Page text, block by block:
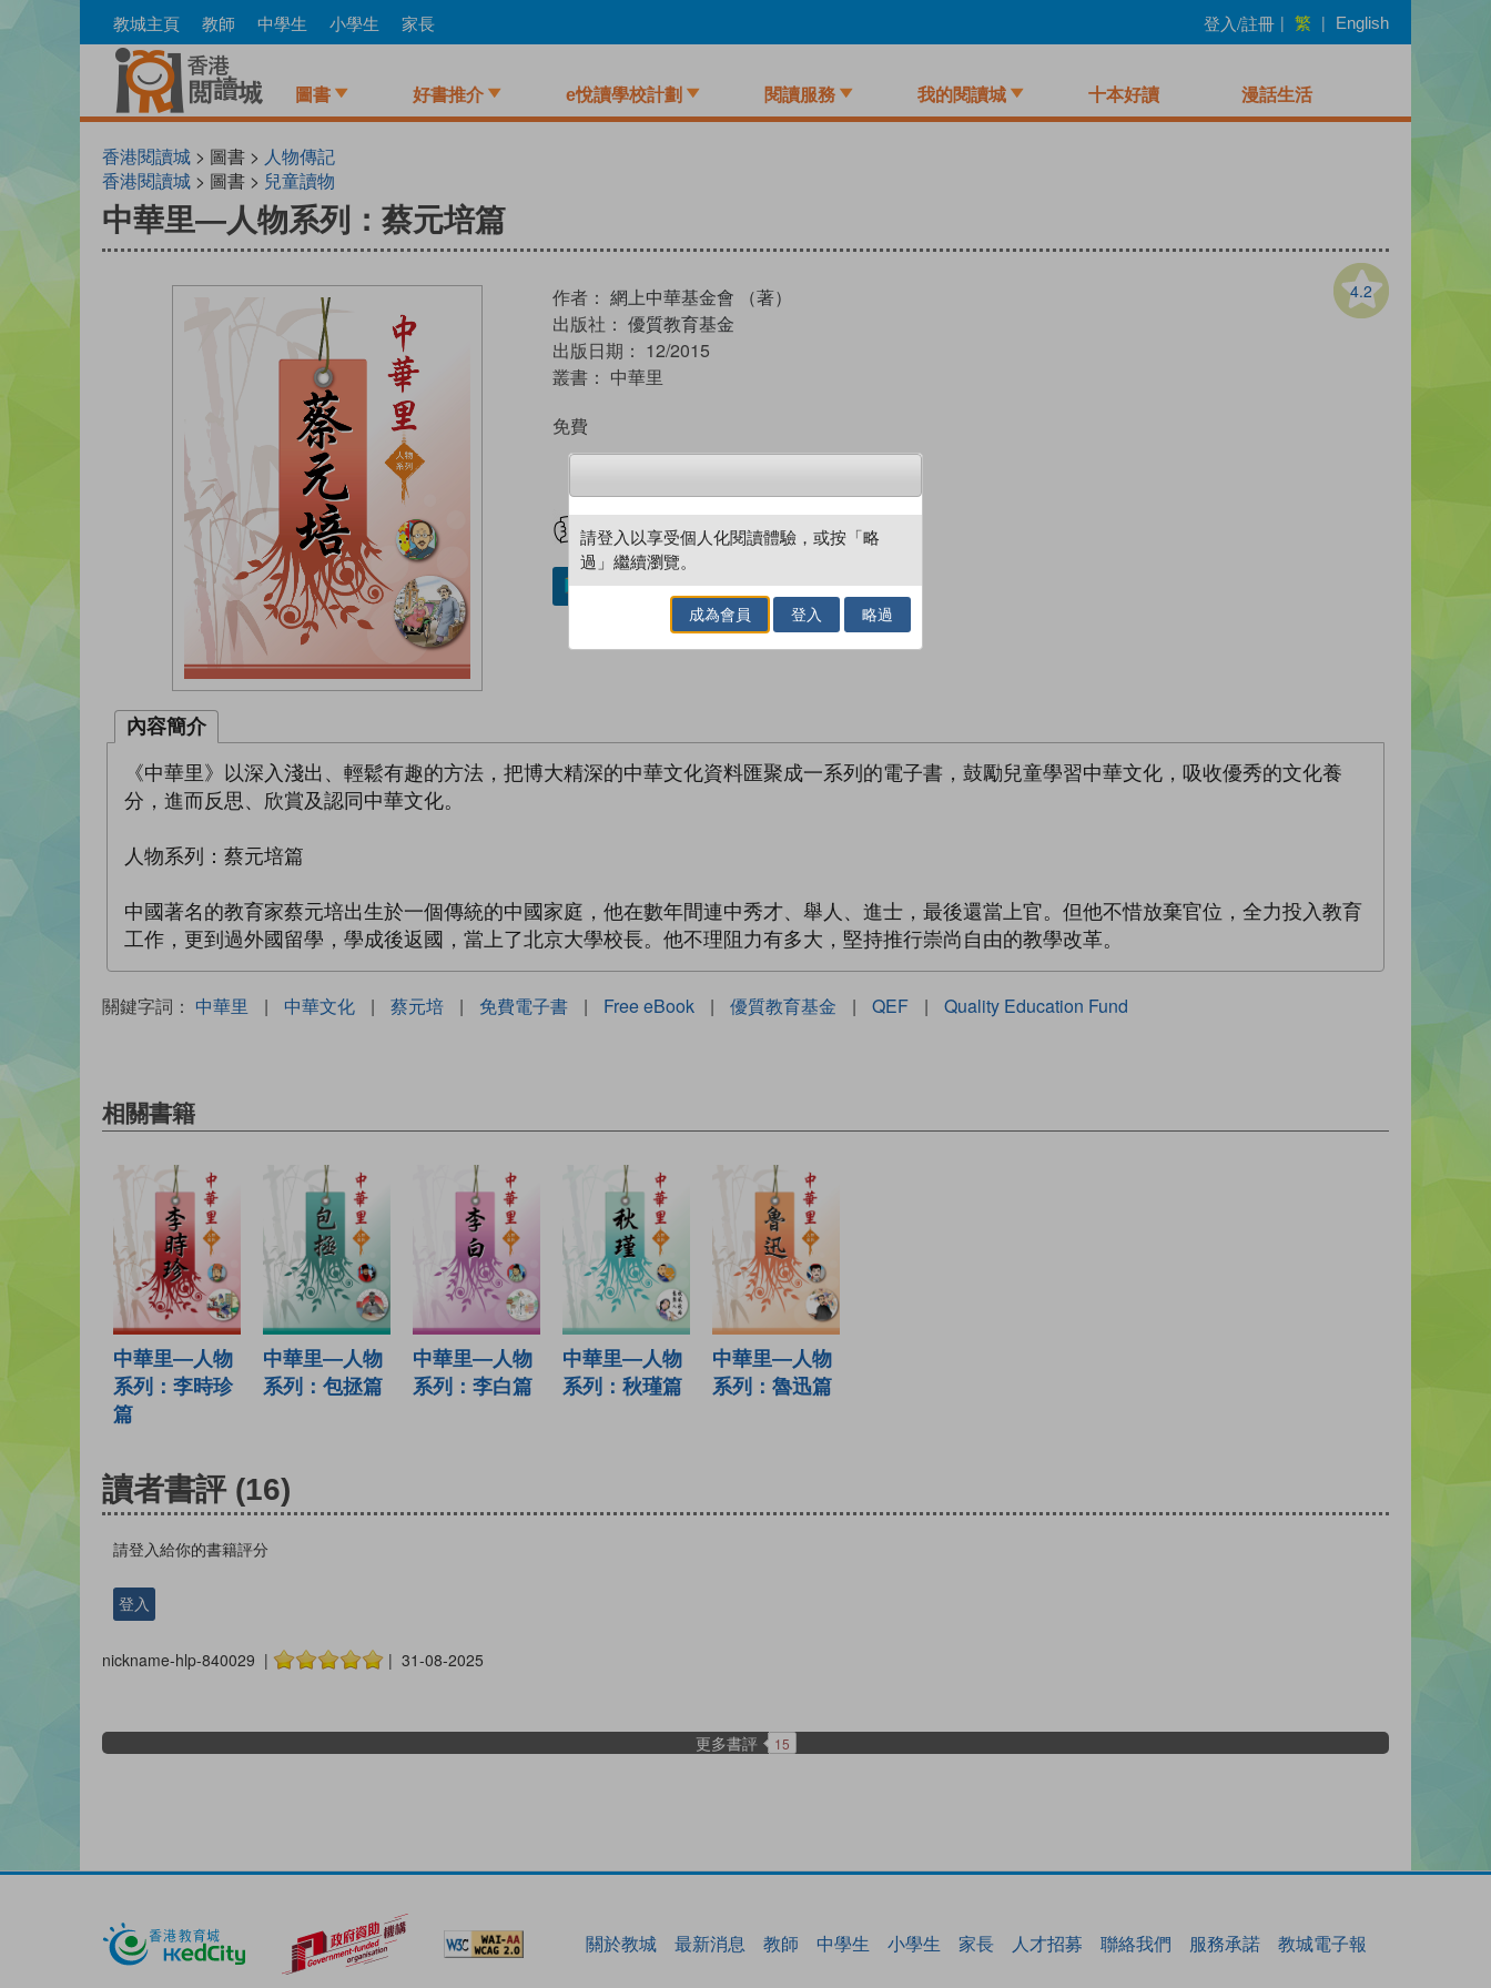
to
教城主頁 教師 中學生 小學生 家長 登入/註冊 | 繁 | English
圖書 好書推介 e悅讀學校計劃 閱讀服務 我的閱讀城 十本好讀 漫話生活
香港閱讀城 > 圖書 > 人物傳記
香港閱讀城 > 圖書 > 兒童讀物
中華里—人物系列：蔡元培篇
4.2
作者： 網上中華基金會 （著）
出版社： 優質教育基金
出版日期： 12/2015
叢書： 中華里
免費
試閲 加入閱讀紀錄
加入／閱讀電子書
內容簡介
《中華里》以深入淺出、輕鬆有趣的方法，把博大精深的中華文化資料匯聚成一系列的電子書，鼓勵兒童學習中華文化，吸收優秀的文化養
分，進而反思、欣賞及認同中華文化。
人物系列：蔡元培篇
中國著名的教育家蔡元培出生於一個傳統的中國家庭，他在數年間連中秀才、舉人、進士，最後還當上官。但他不惜放棄官位，全力投入教育
工作，更到過外國留學，學成後返國，當上了北京大學校長。他不理阻力有多大，堅持推行崇尚自由的教學改革。
關鍵字詞： 中華里 | 中華文化 | 蔡元培 | 免費電子書 | Free eBook | 優質教育基金 | QEF | Quality Education Fund
相關書籍
中華里—人物
系列：李時珍
篇
中華里—人物
系列：包拯篇
中華里—人物
系列：李白篇
中華里—人物
系列：秋瑾篇
中華里—人物
系列：魯迅篇
讀者書評 (16)
請登入給你的書籍評分
登入
nickname-hlp-840029 | | 31-08-2025
更多書評 15
關於教城 最新消息 教師 中學生 小學生 家長 人才招募 聯絡我們 服務承諾 教城電子報
請登入以享受個人化閱讀體驗，或按「略
過」繼續瀏覽。
成為會員 登入 略過